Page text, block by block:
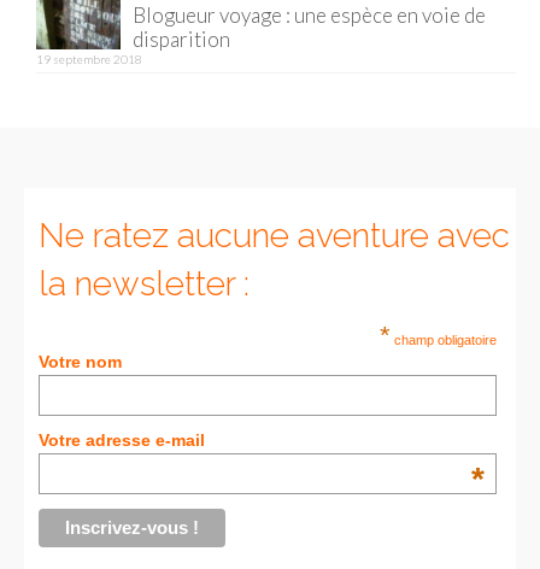
Berlin
Portugal
Lisbonne
GUIDES FOOD
ALLEMAGNE
– Munich
Blogueur voyage : une espèce en voie de
disparition
19 septembre 2018
Ne ratez aucune aventure avec
la newsletter :
* champ obligatoire
Votre nom
Votre adresse e-mail
*